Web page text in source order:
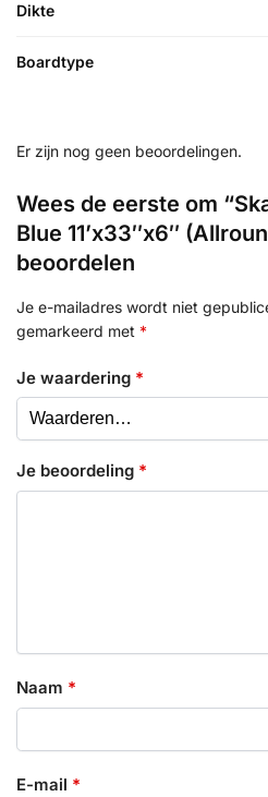
Dikte
Boardtype
Er zijn nog geen beoordelingen.
Wees de eerste om
Blue 11’x33″x6″
beoordelen
Je e-mailadres wordt niet
gemarkeerd met *
Je waardering *
Je beoordeling *
Naam *
E-mail *